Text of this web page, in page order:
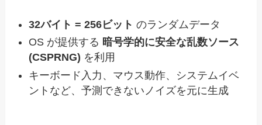
32バイト = 256ビット のランダムデータ
OS が提供する 暗号学的に安全な乱数ソース
(CSPRNG) を利用
キーボード入力、マウス動作、システムイベ
ントなど、予測できないノイズを元に生成